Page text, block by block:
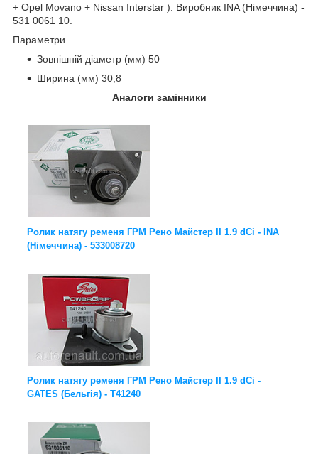
+ Opel Movano + Nissan Interstar ). Виробник INA (Німеччина) -
531 0061 10.
Параметри
Зовнішній діаметр (мм) 50
Ширина (мм) 30,8
Аналоги замінники
Ролик натягу ременя ГРМ Рено Майстер II 1.9 dCi - INA
(Німеччина) - 533008720
Ролик натягу ременя ГРМ Рено Майстер II 1.9 dCi -
GATES (Бельгія) - T41240